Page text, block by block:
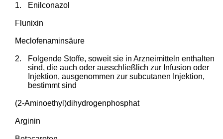
1. Enilconazol
Flunixin
Meclofenaminsäure
2.
Folgende Stoffe, soweit sie in Arzneimitteln enthalten
sind, die auch oder ausschließlich zur Infusion oder
Injektion, ausgenommen zur subcutanen Injektion,
bestimmt sind
(2-Aminoethyl)dihydrogenphosphat
Arginin